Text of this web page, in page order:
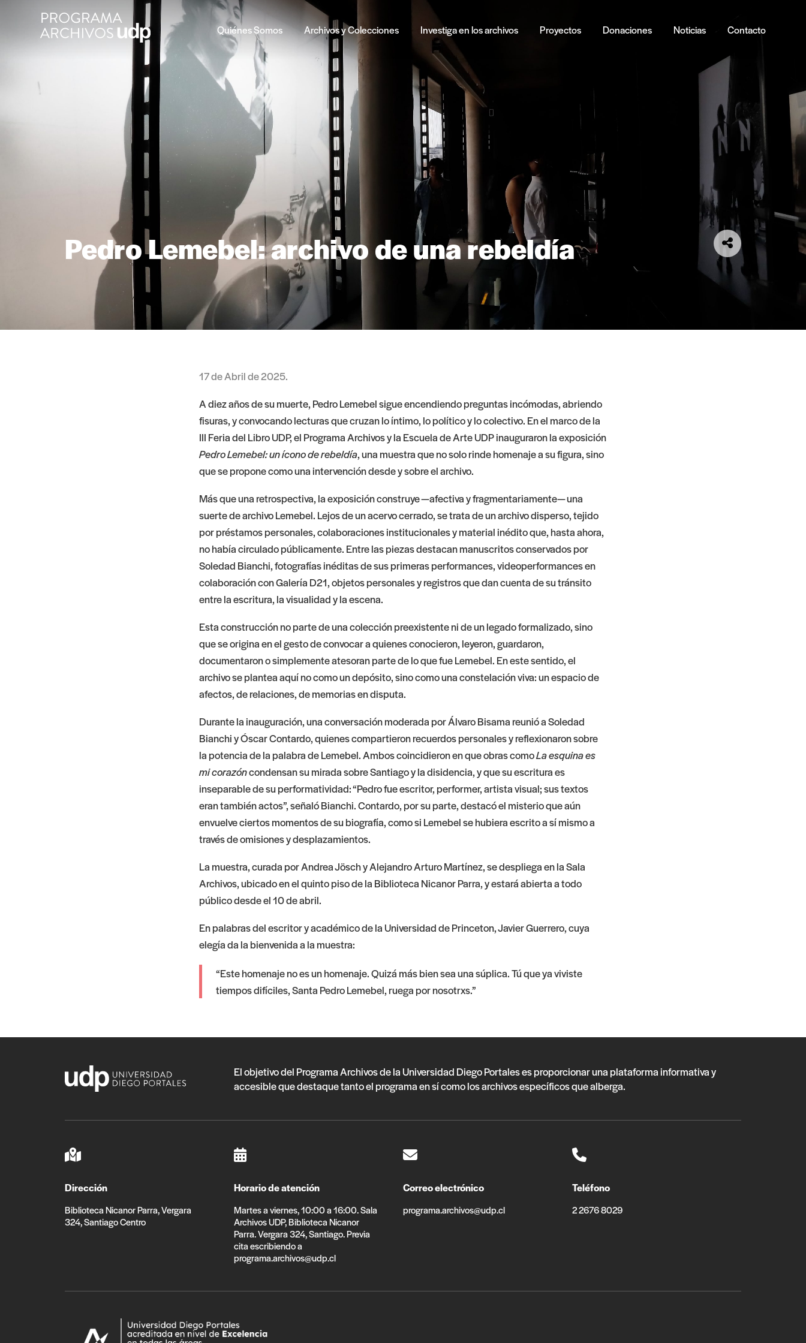
Quiénes Somos Archivos y Colecciones Investiga en los archivos Proyectos Donaciones Noticias Contacto
Pedro Lemebel: archivo de una rebeldía
17 de Abril de 2025.
A diez años de su muerte, Pedro Lemebel sigue encendiendo preguntas incómodas, abriendo
fisuras, y convocando lecturas que cruzan lo íntimo, lo político y lo colectivo. En el marco de la
III Feria del Libro UDP, el Programa Archivos y la Escuela de Arte UDP inauguraron la exposición
Pedro Lemebel: un ícono de rebeldía, una muestra que no solo rinde homenaje a su figura, sino
que se propone como una intervención desde y sobre el archivo.
Más que una retrospectiva, la exposición construye —afectiva y fragmentariamente— una
suerte de archivo Lemebel. Lejos de un acervo cerrado, se trata de un archivo disperso, tejido
por préstamos personales, colaboraciones institucionales y material inédito que, hasta ahora,
no había circulado públicamente. Entre las piezas destacan manuscritos conservados por
Soledad Bianchi, fotografías inéditas de sus primeras performances, videoperformances en
colaboración con Galería D21, objetos personales y registros que dan cuenta de su tránsito
entre la escritura, la visualidad y la escena.
Esta construcción no parte de una colección preexistente ni de un legado formalizado, sino
que se origina en el gesto de convocar a quienes conocieron, leyeron, guardaron,
documentaron o simplemente atesoran parte de lo que fue Lemebel. En este sentido, el
archivo se plantea aquí no como un depósito, sino como una constelación viva: un espacio de
afectos, de relaciones, de memorias en disputa.
Durante la inauguración, una conversación moderada por Álvaro Bisama reunió a Soledad
Bianchi y Óscar Contardo, quienes compartieron recuerdos personales y reflexionaron sobre
la potencia de la palabra de Lemebel. Ambos coincidieron en que obras comoLa esquina es
mi corazóncondensan su mirada sobre Santiago y la disidencia, y que su escritura es
inseparable de su performatividad: “Pedro fue escritor, performer, artista visual; sus textos
eran también actos”, señaló Bianchi. Contardo, por su parte, destacó el misterio que aún
envuelve ciertos momentos de su biografía, como si Lemebel se hubiera escrito a sí mismo a
través de omisiones y desplazamientos.
La muestra, curada por Andrea Jösch y Alejandro Arturo Martínez, se despliega en la Sala
Archivos, ubicado en el quinto piso de la Biblioteca Nicanor Parra, y estará abierta a todo
público desde el 10 de abril.
En palabras del escritor y académico de la Universidad de Princeton, Javier Guerrero, cuya
elegía da la bienvenida a la muestra:
“Este homenaje no es un homenaje. Quizá más bien sea una súplica. Tú que ya viviste
tiempos difíciles, Santa Pedro Lemebel, ruega por nosotrxs.”
El objetivo del Programa Archivos de la Universidad Diego Portales es proporcionar una plataforma informativa y
accesible que destaque tanto el programa en sí como los archivos específicos que alberga.
Dirección
Biblioteca Nicanor Parra, Vergara
324, Santiago Centro
Horario de atención
Martes a viernes, 10:00 a 16:00. Sala
Archivos UDP, Biblioteca Nicanor
Parra. Vergara 324, Santiago. Previa
cita escribiendo a
programa.archivos@udp.cl
Correo electrónico
programa.archivos@udp.cl
Teléfono
2 2676 8029